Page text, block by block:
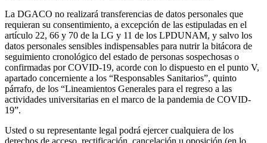
La DGACO no realizará transferencias de datos personales que
requieran su consentimiento, a excepción de las estipuladas en el
artículo 22, 66 y 70 de la LG y 11 de los LPDUNAM, y salvo los
datos personales sensibles indispensables para nutrir la bitácora de
seguimiento cronológico del estado de personas sospechosas o
confirmadas por COVID-19, acorde con lo dispuesto en el punto V,
apartado concerniente a los “Responsables Sanitarios”, quinto
párrafo, de los “Lineamientos Generales para el regreso a las
actividades universitarias en el marco de la pandemia de COVID-
19”.
Usted o su representante legal podrá ejercer cualquiera de los